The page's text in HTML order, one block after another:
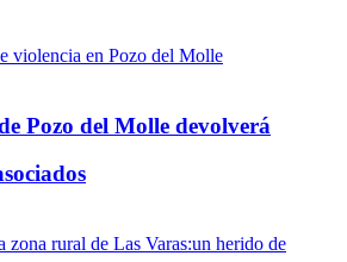
Pozo del Molle devolverá